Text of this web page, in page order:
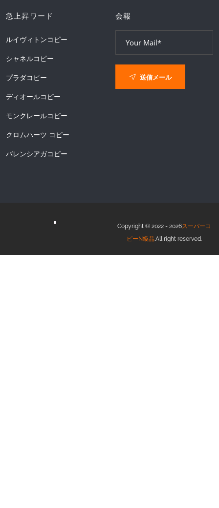
急上昇ワード
ルイヴィトンコピー
シャネルコピー
プラダコピー
ディオールコピー
モンクレールコピー
クロムハーツ コピー
バレンシアガコピー
会報
送信メール
Copyright © 2022 - 2026スーパーコ
ピーN級品.All right reserved.